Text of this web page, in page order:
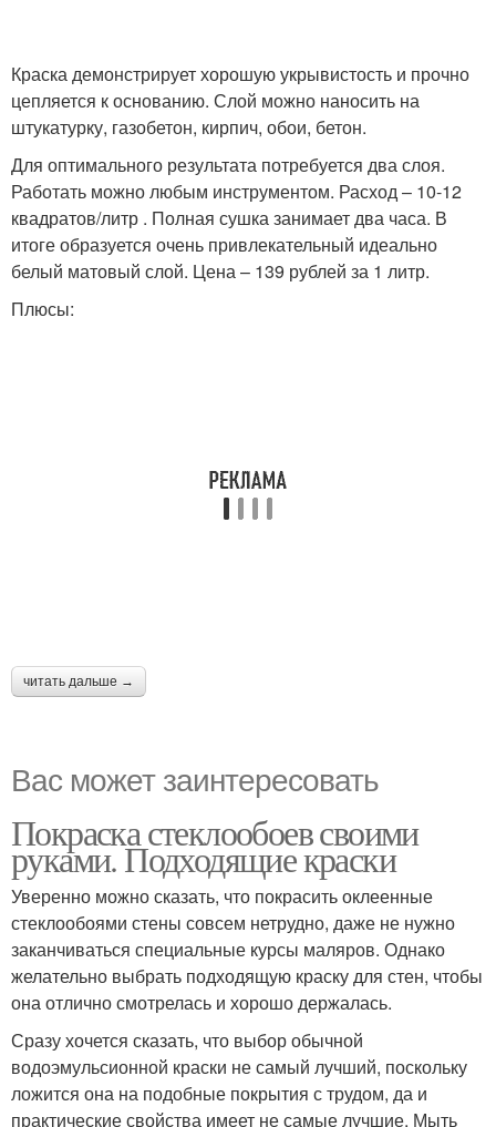
Краска демонстрирует хорошую укрывистость и прочно
цепляется к основанию. Слой можно наносить на
штукатурку, газобетон, кирпич, обои, бетон.
Для оптимального результата потребуется два слоя.
Работать можно любым инструментом. Расход – 10-12
квадратов/литр . Полная сушка занимает два часа. В
итоге образуется очень привлекательный идеально
белый матовый слой. Цена – 139 рублей за 1 литр.
Плюсы:
читать дальше →
Вас может заинтересовать
Покраска стеклообоев своими
руками. Подходящие краски
Уверенно можно сказать, что покрасить оклеенные
стеклообоями стены совсем нетрудно, даже не нужно
заканчиваться специальные курсы маляров. Однако
желательно выбрать подходящую краску для стен, чтобы
она отлично смотрелась и хорошо держалась.
Сразу хочется сказать, что выбор обычной
водоэмульсионной краски не самый лучший, поскольку
ложится она на подобные покрытия с трудом, да и
практические свойства имеет не самые лучшие. Мыть